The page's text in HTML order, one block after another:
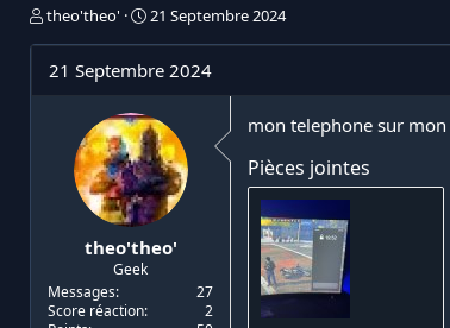
I
t
a
d
theo'theo'
D
e
e
d
é
b
u
t
21 Septembre 2024
21 Septembre 2024
theo'theo'
Geek
Messages
27
Score réaction
2
mon telephone sur
Pièces jointes